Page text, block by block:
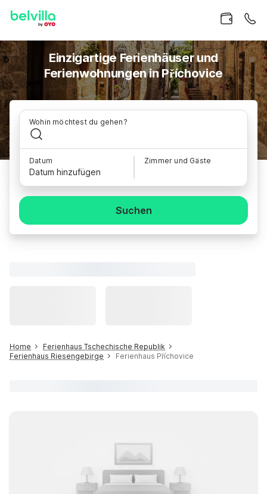
Einzigartige Ferienhäuser und
Ferienwohnungen in Příchovice
Wohin möchtest du gehen?
Datum
Datum hinzufügen
Zimmer und Gäste
Suchen
Home
Ferienhaus Tschechische Republik
Ferienhaus Riesengebirge
Ferienhaus Příchovice